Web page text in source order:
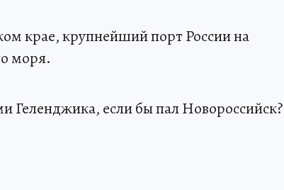
крае, крупнейший порт России на
моря.
Геленджика, если бы пал Новороссийск?